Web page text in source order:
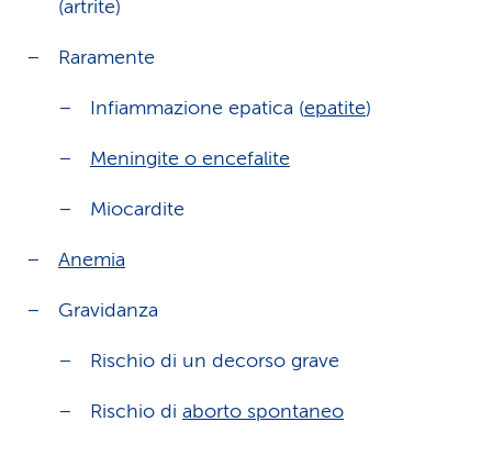
(artrite)
Raramente
Infiammazione epatica (epatite)
Meningite o encefalite
Miocardite
Anemia
Gravidanza
Rischio di un decorso grave
Rischio di aborto spontaneo